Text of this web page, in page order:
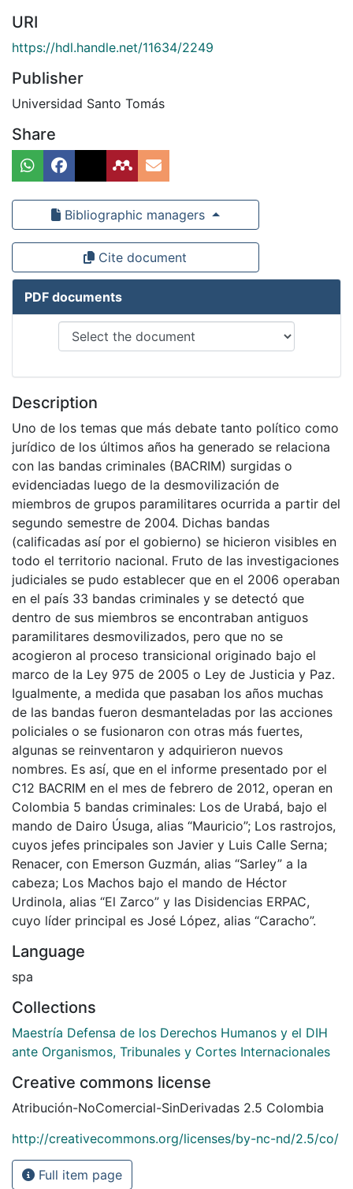
URI
https://hdl.handle.net/11634/2249
Publisher
Universidad Santo Tomás
Share
Bibliographic managers
Cite document
PDF documents
Description
Uno de los temas que más debate tanto político como
jurídico de los últimos años ha generado se relaciona
con las bandas criminales (BACRIM) surgidas o
evidenciadas luego de la desmovilización de
miembros de grupos paramilitares ocurrida a partir del
segundo semestre de 2004. Dichas bandas
(calificadas así por el gobierno) se hicieron visibles en
todo el territorio nacional. Fruto de las investigaciones
judiciales se pudo establecer que en el 2006 operaban
en el país 33 bandas criminales y se detectó que
dentro de sus miembros se encontraban antiguos
paramilitares desmovilizados, pero que no se
acogieron al proceso transicional originado bajo el
marco de la Ley 975 de 2005 o Ley de Justicia y Paz.
Igualmente, a medida que pasaban los años muchas
de las bandas fueron desmanteladas por las acciones
policiales o se fusionaron con otras más fuertes,
algunas se reinventaron y adquirieron nuevos
nombres. Es así, que en el informe presentado por el
C12 BACRIM en el mes de febrero de 2012, operan en
Colombia 5 bandas criminales: Los de Urabá, bajo el
mando de Dairo Úsuga, alias “Mauricio”; Los rastrojos,
cuyos jefes principales son Javier y Luis Calle Serna;
Renacer, con Emerson Guzmán, alias “Sarley” a la
cabeza; Los Machos bajo el mando de Héctor
Urdinola, alias “El Zarco” y las Disidencias ERPAC,
cuyo líder principal es José López, alias “Caracho”.
Language
spa
Collections
Maestría Defensa de los Derechos Humanos y el DIH
ante Organismos, Tribunales y Cortes Internacionales
Creative commons license
Atribución-NoComercial-SinDerivadas 2.5 Colombia
http://creativecommons.org/licenses/by-nc-nd/2.5/co/
Full item page